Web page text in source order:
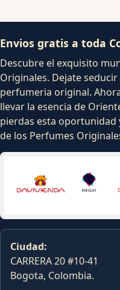
Envios gratis a toda
Descubre el exquisito
Originales. Dejate
perfumeria original.
llevar la esencia de
pierdas esta oportunidad
de los Perfumes
Ciudad:
CARRERA 20 #10-41
Bogota, Colombia.